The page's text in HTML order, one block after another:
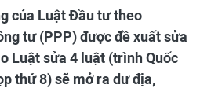
của Luật Đầu tư theo
tư (PPP) được đề xuất sửa
Luật sửa 4 luật (trình Quốc
thứ 8) sẽ mở ra dư địa,